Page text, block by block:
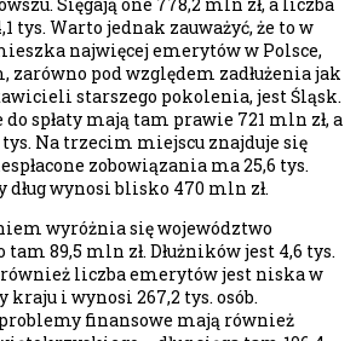
Sięgają one 778,2 mln zł, a liczba
tys. Warto jednak zauważyć, że to w
najwięcej emerytów w Polsce,
zarówno pod względem zadłużenia jak
starszego pokolenia, jest Śląsk.
spłaty mają tam prawie 721 mln zł, a
tys. Na trzecim miejscu znajduje się
zobowiązania ma 25,6 tys.
dług wynosi blisko 470 mln zł.
wyróżnia się województwo
89,5 mln zł. Dłużników jest 4,6 tys.
liczba emerytów jest niska w
i wynosi 267,2 tys. osób.
finansowe mają również